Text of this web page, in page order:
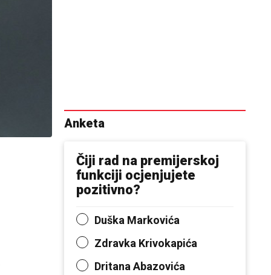
Anketa
Čiji rad na premijerskoj
funkciji ocjenjujete
pozitivno?
Duška Markovića
Zdravka Krivokapića
Dritana Abazovića